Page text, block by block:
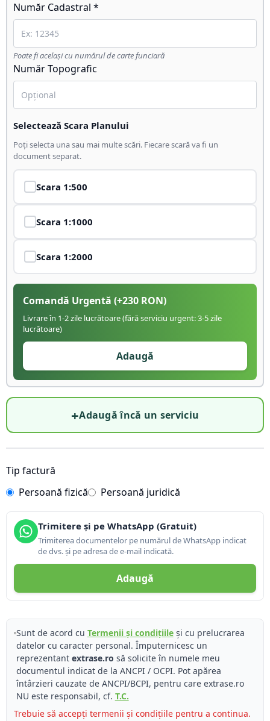
Număr Cadastral *
Poate fi același cu numărul de carte funciară
Număr Topografic
Selectează Scara Planului
Poți selecta una sau mai multe scări. Fiecare scară va fi un
document separat.
Scara 1:500
Scara 1:1000
Scara 1:2000
Comandă Urgentă (+230 RON)
Livrare în 1-2 zile lucrătoare (fără serviciu urgent: 3-5 zile
lucrătoare)
Adaugă
+Adaugă încă un serviciu
Tip factură
Persoană fizică
Persoană juridică
Trimitere și pe WhatsApp (Gratuit)
Trimiterea documentelor pe numărul de WhatsApp indicat
de dvs. și pe adresa de e-mail indicată.
Adaugă
Sunt de acord cu Termenii și condițiileși cu prelucrarea
datelor cu caracter personal. Împuternicesc un
reprezentant extrase.ro să solicite în numele meu
documentul indicat de la ANCPI / OCPI. Pot apărea
întârzieri cauzate de ANCPI/BCPI, pentru care extrase.ro
NU este responsabil, cf. T.C.
Trebuie să accepți termenii și condițiile pentru a continua.